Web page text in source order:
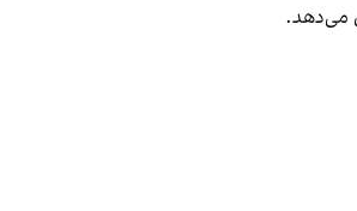
می‌دهد.